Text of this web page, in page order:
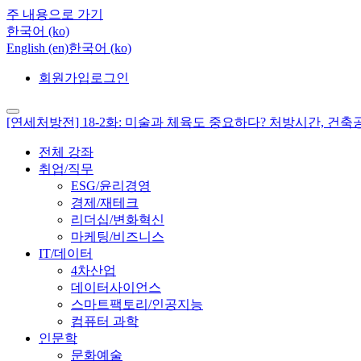
주 내용으로 가기
한국어 ‎(ko)‎
English ‎(en)‎한국어 ‎(ko)‎
회원가입 로그인
[연세처방전] 18-2화: 미술과 체육도 중요하다? 처방시간, 건축
전체 강좌
취업/직무
ESG/윤리경영
경제/재테크
리더십/변화혁신
마케팅/비즈니스
IT/데이터
4차산업
데이터사이언스
스마트팩토리/인공지능
컴퓨터 과학
인문학
문화예술